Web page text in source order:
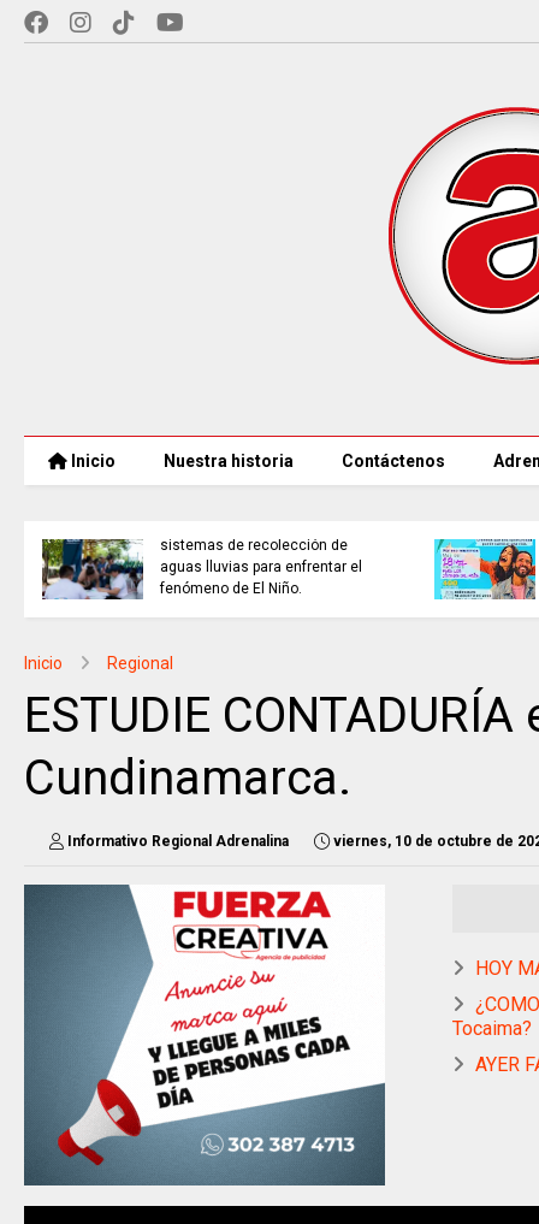
Inicio Nuestra historia Contáctenos
sistemas de recolección de
aguas lluvias para enfrentar el
fenómeno de El Niño.
Inicio Regional
ESTUDIE
Cundinamarca.
Informativo Regional Adrenalina viernes, 10 de octubre de
HOY
Tocaima?
AYER